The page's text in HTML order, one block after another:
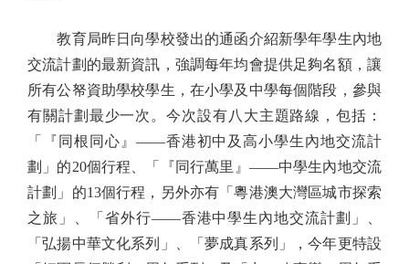
教育局昨日向學校發出的通函介紹新學年學生內地
交流計劃的最新資訊，強調每年均會提供足夠名額，讓
所有公帑資助學校學生，在小學及中學每個階段，參與
有關計劃最少一次。今次設有八大主題路線，包括：
「『同根同心』——香港初中及高小學生內地交流計
劃」的20個行程、「『同行萬里』——中學生內地交流
計劃」的13個行程，另外亦有「粵港澳大灣區城市探索
之旅」、「省外行——香港中學生內地交流計劃」、
「弘揚中華文化系列」、「夢成真系列」，今年更特設